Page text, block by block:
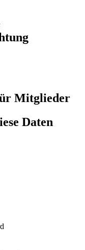
Mitglieder
Daten